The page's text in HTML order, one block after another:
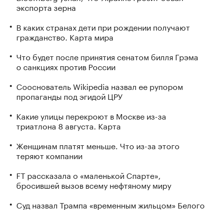
экспорта зерна
В каких странах дети при рождении получают
гражданство. Карта мира
Что будет после принятия сенатом билля Грэма
о санкциях против России
Сооснователь Wikipedia назвал ее рупором
пропаганды под эгидой ЦРУ
Какие улицы перекроют в Москве из-за
триатлона 8 августа. Карта
Женщинам платят меньше. Что из-за этого
теряют компании
FT рассказала о «маленькой Спарте»,
бросившей вызов всему нефтяному миру
Суд назвал Трампа «временным жильцом» Белого